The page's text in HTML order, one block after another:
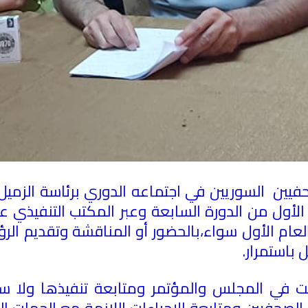
السوريين في اجتماعه الدوري برئاسة
الأول من الدورة السابعة وعبر المكتب
الأول سواء،بالحضور أو المناقشة وتقديم
باستمرار.
في المجلس والمؤتمر ومتابعة تنفيذها ولا